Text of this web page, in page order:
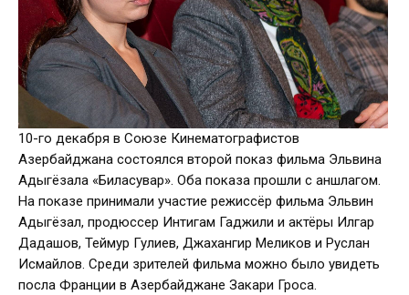
10-го декабря в Союзе Кинематографистов
Азербайджана состоялся второй показ фильма Эльвина
Адыгёзала «Биласувар». Оба показа прошли с аншлагом.
На показе принимали участие режиссёр фильма Эльвин
Адыгёзал, продюссер Интигам Гаджили и актёры Илгар
Дадашов, Теймур Гулиев, Джахангир Меликов и Руслан
Исмайлов. Среди зрителей фильма можно было увидеть
посла Франции в Азербайджане Закари Гроса.